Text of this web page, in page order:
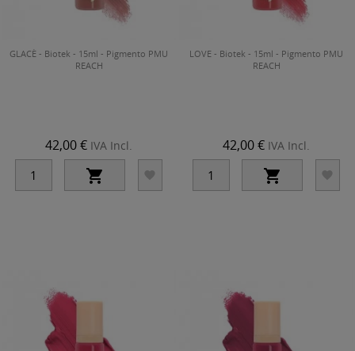
GLACÈ - Biotek - 15ml - Pigmento PMU
REACH
42,00 € IVA Incl.
 
LOVE - Biotek - 15ml - Pigmento PMU
REACH
42,00 € IVA Incl.
 